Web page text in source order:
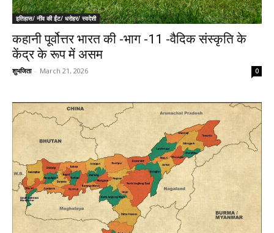
इतिहास/ नींव की ईंट/ धरोहर/ स्वदेशी
कहानी पूर्वोत्तर भारत की -भाग -11 -वैदिक संस्कृति के
केंद्र के रूप में असम
शुभजिता - March 21, 2026 0